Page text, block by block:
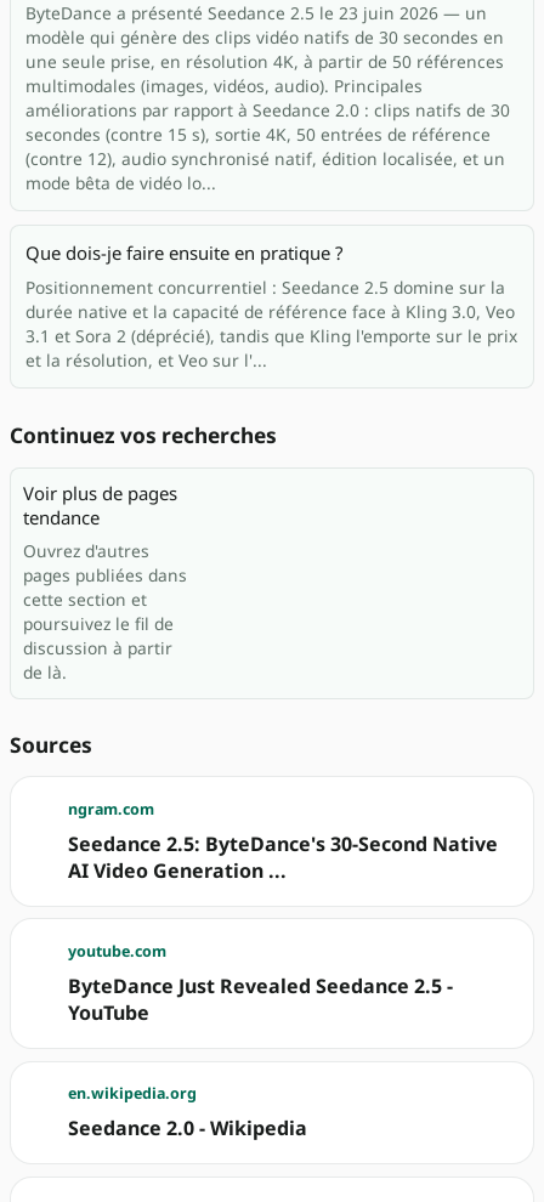
ByteDance a présenté Seedance 2.5 le 23 juin 2026 — un
modèle qui génère des clips vidéo natifs de 30 secondes en
une seule prise, en résolution 4K, à partir de 50 références
multimodales (images, vidéos, audio). Principales
améliorations par rapport à Seedance 2.0 : clips natifs de 30
secondes (contre 15 s), sortie 4K, 50 entrées de référence
(contre 12), audio synchronisé natif, édition localisée, et un
mode bêta de vidéo lo...
Que dois-je faire ensuite en pratique ?
Positionnement concurrentiel : Seedance 2.5 domine sur la
durée native et la capacité de référence face à Kling 3.0, Veo
3.1 et Sora 2 (déprécié), tandis que Kling l'emporte sur le prix
et la résolution, et Veo sur l'...
Continuez vos recherches
Voir plus de pages
tendance
Ouvrez d'autres
pages publiées dans
cette section et
poursuivez le fil de
discussion à partir
de là.
Sources
ngram.com
Seedance 2.5: ByteDance's 30-Second Native
AI Video Generation ...
youtube.com
ByteDance Just Revealed Seedance 2.5 -
YouTube
en.wikipedia.org
Seedance 2.0 - Wikipedia